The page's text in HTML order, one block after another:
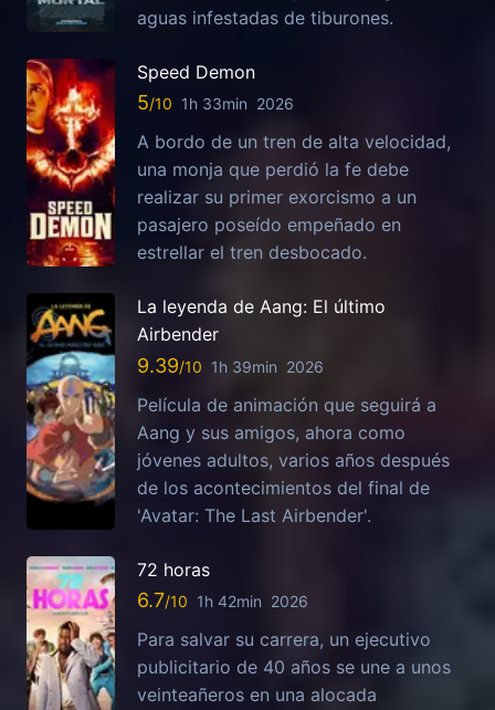
aguas infestadas de tiburones.
Speed Demon
5 1h 33min 2026
A bordo de un tren de alta velocidad,
una monja que perdió la fe debe
realizar su primer exorcismo a un
pasajero poseído empeñado en
estrellar el tren desbocado.
La leyenda de Aang: El último
Airbender
9.39 1h 39min 2026
Película de animación que seguirá a
Aang y sus amigos, ahora como
jóvenes adultos, varios años después
de los acontecimientos del final de
'Avatar: The Last Airbender'.
72 horas
6.7 1h 42min 2026
Para salvar su carrera, un ejecutivo
publicitario de 40 años se une a unos
veinteañeros en una alocada